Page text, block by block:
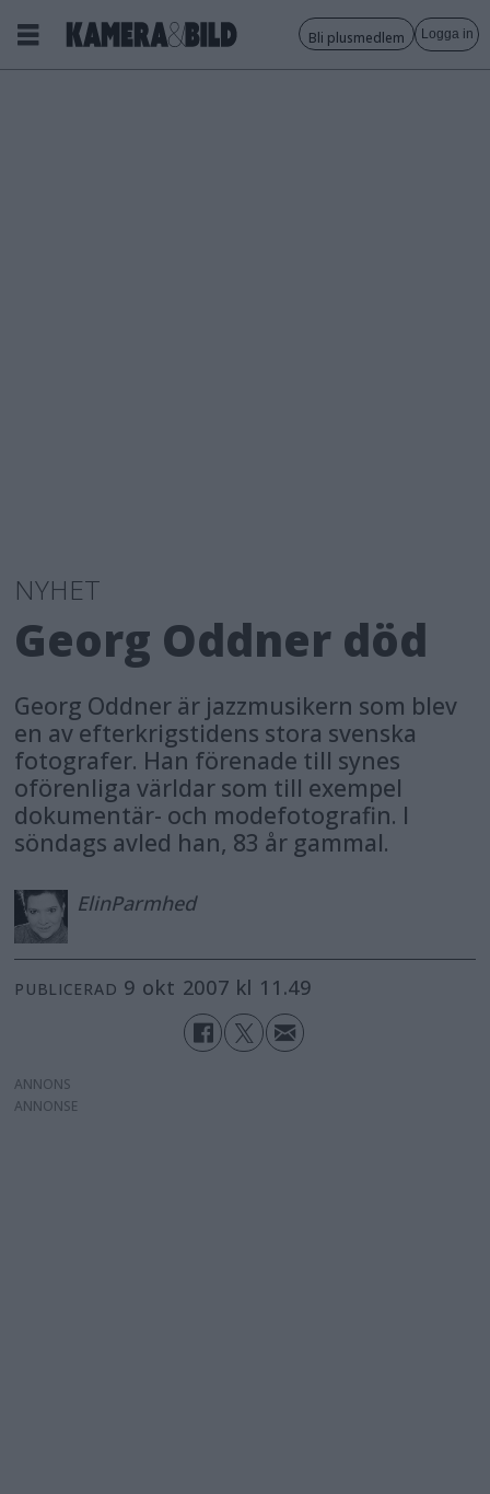
Bli plusmedlem Logga in
NYHET
Georg Oddner död
Georg Oddner är jazzmusikern som blev
en av efterkrigstidens stora svenska
fotografer. Han förenade till synes
oförenliga världar som till exempel
dokumentär- och modefotografin. I
söndags avled han, 83 år gammal.
ElinParmhed
PUBLICERAD 9 okt 2007 kl 11.49
ANNONS